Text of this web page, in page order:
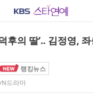
후의 딸’.. 김정영,
랭킹뉴스
드라마